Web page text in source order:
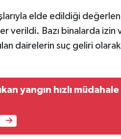
elde edildiği
verildi. Bazı binalarda izin
dairelerin suç geliri olarak
yangın hızlı